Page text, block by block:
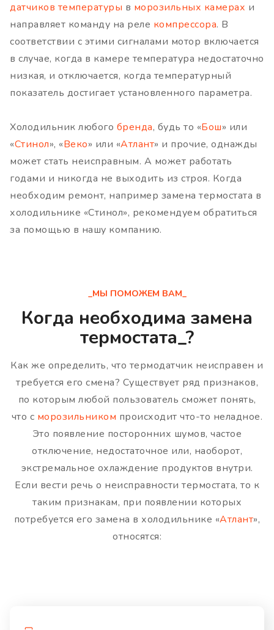
датчиков температуры в морозильных камерах и
направляет команду на реле компрессора. В
соответствии с этими сигналами мотор включается
в случае, когда в камере температура недостаточно
низкая, и отключается, когда температурный
показатель достигает установленного параметра.
Холодильник любого бренда, будь то «Бош» или
«Стинол», «Веко» или «Атлант» и прочие, однажды
может стать неисправным. А может работать
годами и никогда не выходить из строя. Когда
необходим ремонт, например замена термостата в
холодильнике «Стинол», рекомендуем обратиться
за помощью в нашу компанию.
_МЫ ПОМОЖЕМ ВАМ_
Когда необходима замена
термостата_?
Как же определить, что термодатчик неисправен и
требуется его смена? Существует ряд признаков,
по которым любой пользователь сможет понять,
что с морозильником происходит что-то неладное.
Это появление посторонних шумов, частое
отключение, недостаточное или, наоборот,
экстремальное охлаждение продуктов внутри.
Если вести речь о неисправности термостата, то к
таким признакам, при появлении которых
потребуется его замена в холодильнике «Атлант»,
относятся: